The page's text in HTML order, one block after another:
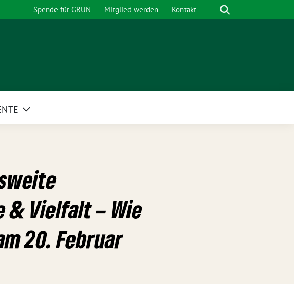
Spende für GRÜN Mitglied werden Kontakt Suche
Zeige
& Vielfalt – Wie
20. Februar